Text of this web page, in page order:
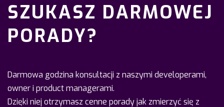
SZUKASZ DARMOWEJ
PORADY?
Darmowa godzina konsultacji z naszymi developerami,
owner i product managerami.
Dzięki niej otrzymasz cenne porady jak zmierzyć się z